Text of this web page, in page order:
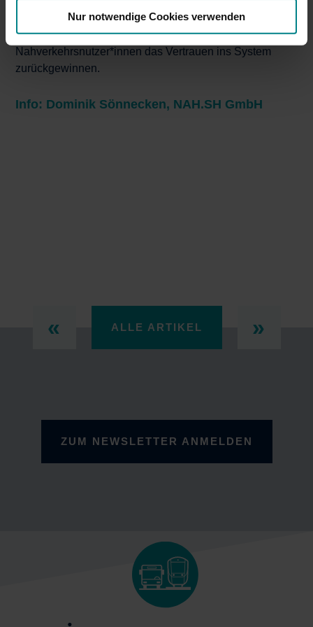
Nur notwendige Cookies verwenden
Zukunft leisten kann und welche Anreize die
Unternehmen setzen können, damit die
Nahverkehrsnutzer*innen das Vertrauen ins System
zurückgewinnen.
Info: Dominik Sönnecken, NAH.SH GmbH
ALLE ARTIKEL
ZUM NEWSLETTER ANMELDEN